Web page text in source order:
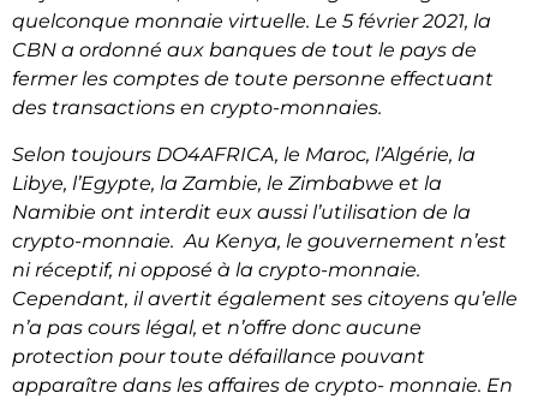
quelconque monnaie virtuelle. Le 5 février 2021, la
CBN a ordonné aux banques de tout le pays de
fermer les comptes de toute personne effectuant
des transactions en crypto-monnaies.
Selon toujours DO4AFRICA, le Maroc, l’Algérie, la
Libye, l’Egypte, la Zambie, le Zimbabwe et la
Namibie ont interdit eux aussi l’utilisation de la
crypto-monnaie. Au Kenya, le gouvernement n’est
ni réceptif, ni opposé à la crypto-monnaie.
Cependant, il avertit également ses citoyens qu’elle
n’a pas cours légal, et n’offre donc aucune
protection pour toute défaillance pouvant
apparaître dans les affaires de crypto- monnaie. En